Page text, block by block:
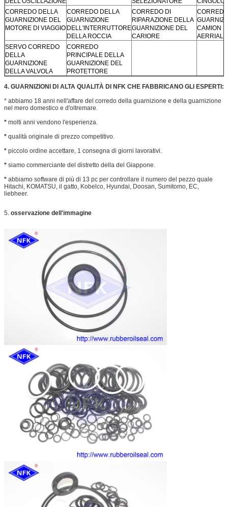
CORREDO DELLA
GUARNIZIONE DEL
MOTORE DI VIAGGIO
CORREDO DELLA
GUARNIZIONE
DELL'INTERRUTTORE
DELLA ROCCIA
CORREDO DI
RIPARAZIONE DELLA
GUARNIZIONE DEL
CARIORE
CAMION
AERRIAL
SERVO CORREDO
DELLA
GUARNIZIONE
DELLA VALVOLA
CORREDO
PRINCIPALE DELLA
GUARNIZIONE DEL
PROTETTORE
4. GUARNIZIONI DI ALTA QUALITÀ DI NFK CHE FABBRICANO GLI ESPERTI:
* abbiamo 18 anni nell'affare del corredo della guarnizione e della guarnizione
nel mero domestico e d'oltremare.
* molti anni vendono l'esperienza.
* qualità originale di prezzo competitivo.
* piccolo ordine accettare, 1 consegna di giorni lavorativi.
* siamo commerciante del distretto della del Giappone.
* abbiamo software di più di 13 pc per controllare il numero del pezzo quale
Hitachi, KOMATSU, il gatto, Kobelco, Hyundai, Doosan, Sumitomo, EC,
liebheer.
5. osservazione dell'immagine